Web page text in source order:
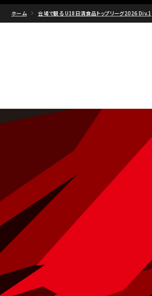
ホーム 会場で観る U18日清食品トップリーグ2026 Div.1